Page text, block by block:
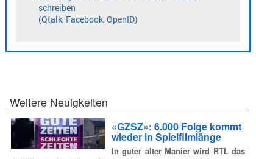
Weitere Neuigkeiten
«GZSZ»: 6.000 Folge kommt
wieder in Spielfilmlänge
In guter alter Manier wird RTL das